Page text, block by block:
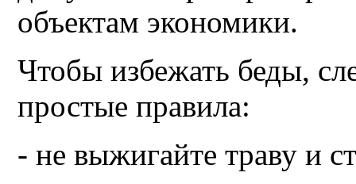
объектам экономики.
Чтобы избежать беды,
простые правила:
- не выжигайте траву и